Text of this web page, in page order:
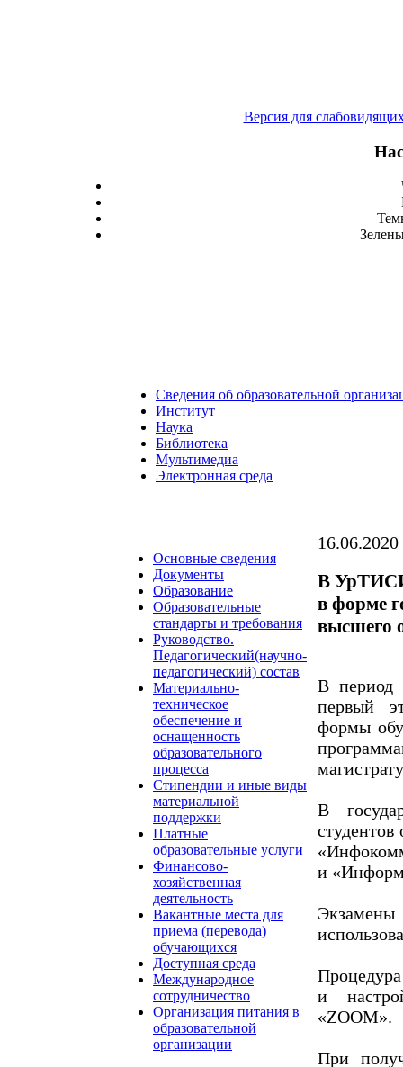
Версия для
Сведения об образовательной
Институт
Наука
Библиотека
Мультимедиа
Электронная среда
Основные сведения
Документы
Образование
Образовательные
стандарты и требования
Руководство.
Педагогический(научно-
педагогический) состав
Материально-
техническое
обеспечение и
оснащенность
образовательного
процесса
Стипендии и иные виды
материальной
поддержки
Платные
образовательные услуги
Финансово-
хозяйственная
деятельность
Вакантные места для
приема (перевода)
обучающихся
Доступная среда
Международное
сотрудничество
Организация питания в
образовательной
организации
16.06.2020
В
в форме
высшего
В
первый
формы
В
и
и
«ZOOM».
При